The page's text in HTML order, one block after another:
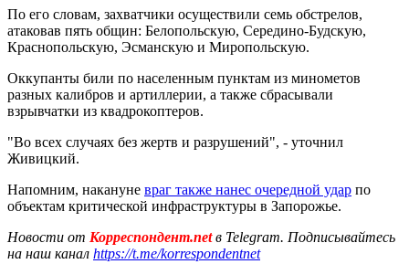
По его словам, захватчики осуществили семь обстрелов,
атаковав пять общин: Белопольскую, Середино-Будскую,
Краснопольскую, Эсманскую и Миропольскую.
Оккупанты били по населенным пунктам из минометов
разных калибров и артиллерии, а также сбрасывали
взрывчатки из квадрокоптеров.
"Во всех случаях без жертв и разрушений", - уточнил
Живицкий.
Напомним, накануне враг также нанес очередной удар по
объектам критической инфраструктуры в Запорожье.
Новости от Корреспондент.netв Telegram. Подписывайтесь
на наш канал https://t.me/korrespondentnet